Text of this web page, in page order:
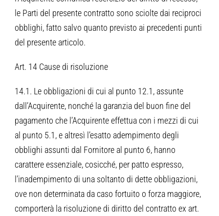
le Parti del presente contratto sono sciolte dai reciproci
obblighi, fatto salvo quanto previsto ai precedenti punti
del presente articolo.
Art. 14 Cause di risoluzione
14.1. Le obbligazioni di cui al punto 12.1, assunte
dall’Acquirente, nonché la garanzia del buon fine del
pagamento che l’Acquirente effettua con i mezzi di cui
al punto 5.1, e altresì l’esatto adempimento degli
obblighi assunti dal Fornitore al punto 6, hanno
carattere essenziale, cosicché, per patto espresso,
l’inadempimento di una soltanto di dette obbligazioni,
ove non determinata da caso fortuito o forza maggiore,
comporterà la risoluzione di diritto del contratto ex art.